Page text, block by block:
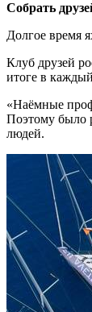
Собрать
Долгое время
Клуб друзей
итоге в
«Наёмные
Поэтому было
людей.